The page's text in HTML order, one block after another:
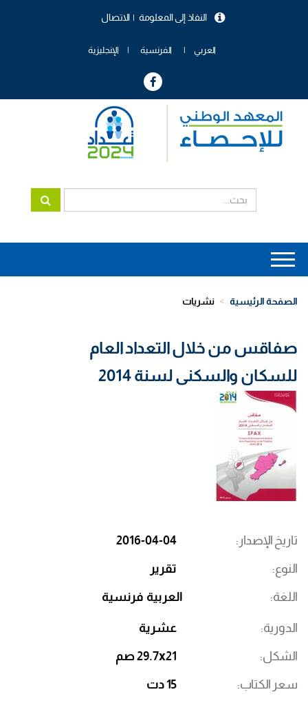
الاتصال النفاذ إلى المعلومة
العربي الفرنسية الإنجليزية
Main
navigation
الصفحة الرئيسية نشريات
صفاقس من خلال التعداد العام
للسكان والسكنى لسنة 2014
تاريخ الإصدار 2016-04-04
النوع تقرير
اللغة العربية فرنسية
الدورية عشرية
الشكل 29.7x21 صم
سعر الكتاب 15 دت